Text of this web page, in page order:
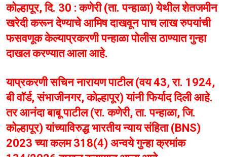
कोल्हापूर, दि. 30 : कणेरी (ता. पन्हाळा) येथील शेतजमीन
खरेदी करून देण्याचे आमिष दाखवून पाच लाख रुपयांची
फसवणूक केल्याप्रकरणी पन्हाळा पोलीस ठाण्यात गुन्हा
दाखल करण्यात आला आहे.
याप्रकरणी सचिन नारायण पाटील (वय 43, रा. 1924,
बी वॉर्ड, संभाजीनगर, कोल्हापूर) यांनी फिर्याद दिली आहे.
तर आनंदा बाबू पाटील (रा. कणेरी, ता. पन्हाळा, जि.
कोल्हापूर) यांच्याविरुद्ध भारतीय न्याय संहिता (BNS)
2023 च्या कलम 318(4) अन्वये गुन्हा क्रमांक